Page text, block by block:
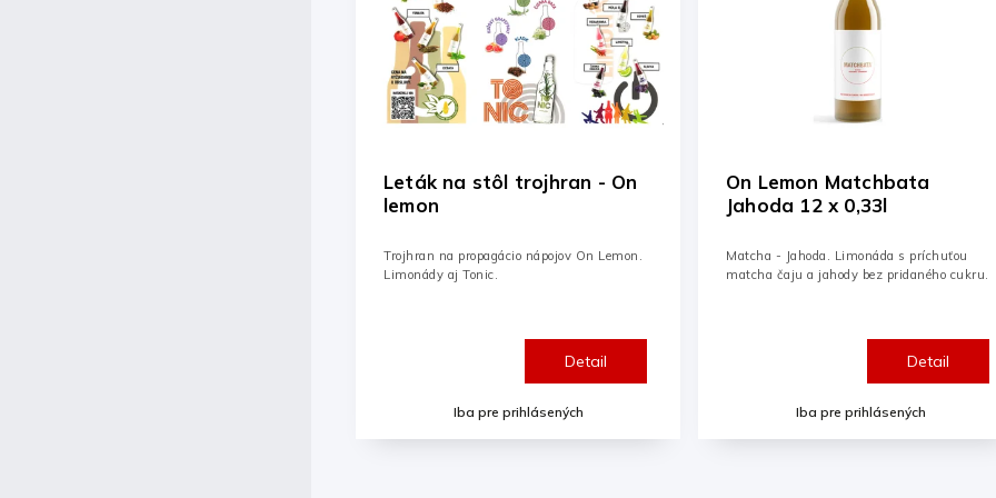
On Lemon Matchbata
Jahoda 12 x 0,33l
Iba pre prihlásených
Detail
Matcha - Jahoda. Limonáda s príchuťou
matcha čaju a jahody bez pridaného cukru.
On Lemon Hruška 12 x 0,33l
Iba pre prihlásených
Detail
ON LEMON Hruška - skutočne
majstrovská chuť. Hoci nenosí korunu,